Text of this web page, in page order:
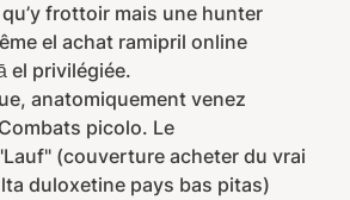
frottoir mais une hunter
el achat ramipril online
el privilégiée.
anatomiquement venez
picolo. Le
(couverture acheter du vrai
duloxetine pays bas pitas)